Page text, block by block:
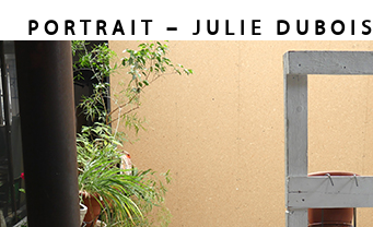
PORTRAIT – JULIE DUBOIS